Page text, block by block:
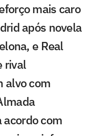
mais caro
após novela
e Real
rival
alvo com
acordo com